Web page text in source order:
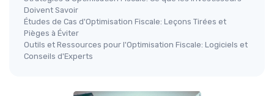
Doivent Savoir
Études de Cas d'Optimisation Fiscale: Leçons Tirées et
Pièges à Éviter
Outils et Ressources pour l'Optimisation Fiscale: Logiciels et
Conseils d'Experts